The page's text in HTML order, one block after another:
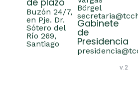
de plazo
Buzón 24/7,
en Pje. Dr.
Sótero del
Río 269,
Santiago
Börgel
Gabinete
de
Presidencia
v.2